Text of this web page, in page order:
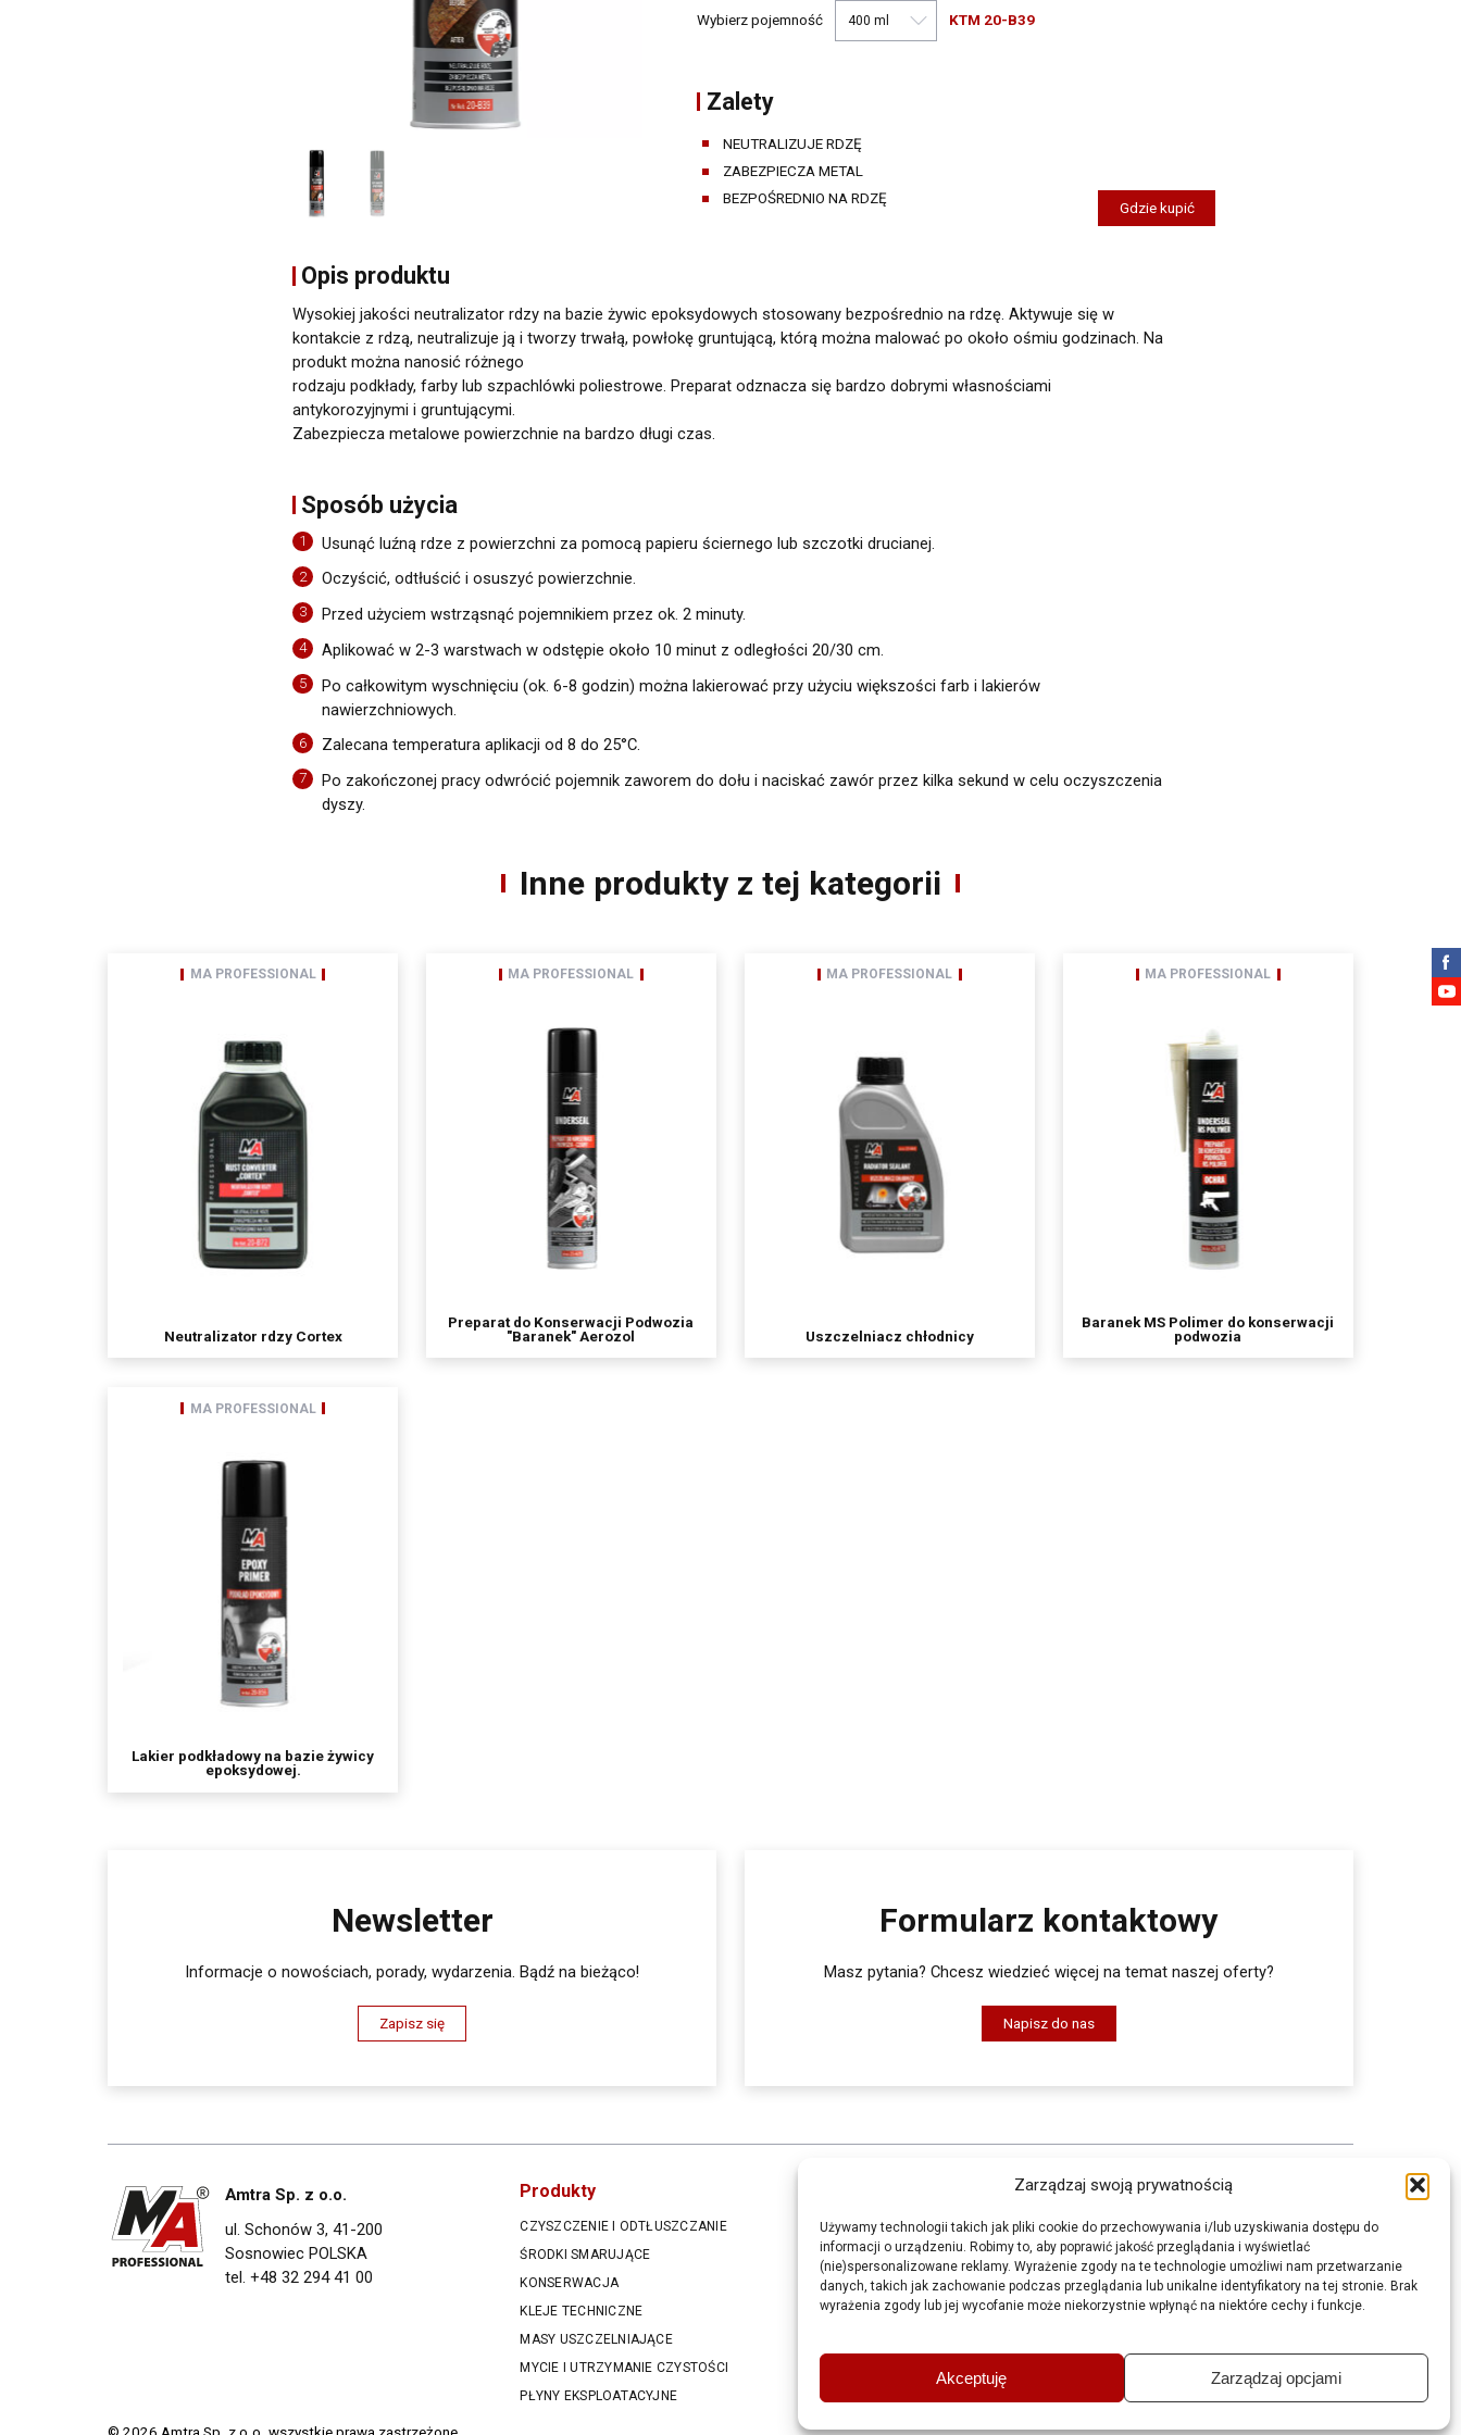
Zarządzaj swoją prywatnością
Używamy technologii takich jak pliki cookie do przechowywania i/lub uzyskiwania dostępu do
informacji o urządzeniu. Robimy to, aby poprawić jakość przeglądania i wyświetlać
(nie)spersonalizowane reklamy. Wyrażenie zgody na te technologie umożliwi nam przetwarzanie
danych, takich jak zachowanie podczas przeglądania lub unikalne identyfikatory na tej stronie. Brak
wyrażenia zgody lub jej wycofanie może niekorzystnie wpłynąć na niektóre cechy i funkcje.
Akceptuję Zarządzaj opcjami
Pozostałe środki warsztatowe
Wybierz pojemność KTM 20-B39
Zalety
NEUTRALIZUJE RDZĘ
ZABEZPIECZA METAL
BEZPOŚREDNIO NA RDZĘ
Gdzie kupić
Opis produktu
Wysokiej jakości neutralizator rdzy na bazie żywic epoksydowych stosowany bezpośrednio na rdzę. Aktywuje się w
kontakcie z rdzą, neutralizuje ją i tworzy trwałą, powłokę gruntującą, którą można malować po około ośmiu godzinach. Na
produkt można nanosić różnego
rodzaju podkłady, farby lub szpachlówki poliestrowe. Preparat odznacza się bardzo dobrymi własnościami
antykorozyjnymi i gruntującymi.
Zabezpiecza metalowe powierzchnie na bardzo długi czas.
Sposób użycia
1 Usunąć luźną rdze z powierzchni za pomocą papieru ściernego lub szczotki drucianej.
2 Oczyścić, odtłuścić i osuszyć powierzchnie.
3 Przed użyciem wstrząsnąć pojemnikiem przez ok. 2 minuty.
4 Aplikować w 2-3 warstwach w odstępie około 10 minut z odległości 20/30 cm.
5
Po całkowitym wyschnięciu (ok. 6-8 godzin) można lakierować przy użyciu większości farb i lakierów
nawierzchniowych.
6 Zalecana temperatura aplikacji od 8 do 25°C.
7
Po zakończonej pracy odwrócić pojemnik zaworem do dołu i naciskać zawór przez kilka sekund w celu oczyszczenia
dyszy.
Inne produkty z tej kategorii
MA PROFESSIONAL
Neutralizator rdzy Cortex
MA PROFESSIONAL
Preparat do Konserwacji Podwozia
"Baranek" Aerozol
MA PROFESSIONAL
Uszczelniacz chłodnicy
MA PROFESSIONAL
Baranek MS Polimer do konserwacji
podwozia
MA PROFESSIONAL
Lakier podkładowy na bazie żywicy
epoksydowej.
Newsletter
Informacje o nowościach, porady, wydarzenia. Bądź na bieżąco!
Zapisz się
Formularz kontaktowy
Masz pytania? Chcesz wiedzieć więcej na temat naszej oferty?
Napisz do nas
Amtra Sp. z o.o.
ul. Schonów 3, 41-200
Sosnowiec POLSKA
tel. +48 32 294 41 00
Produkty
CZYSZCZENIE I ODTŁUSZCZANIE
ŚRODKI SMARUJĄCE
KONSERWACJA
KLEJE TECHNICZNE
MASY USZCZELNIAJĄCE
MYCIE I UTRZYMANIE CZYSTOŚCI
PŁYNY EKSPLOATACYJNE
AKUMULATORY
METALOWE I PLASTIKOWE OPASKI
ZACISKOWE
PLASTIKOWE OPASKI KABLOWE CZARNE
AKCESORIA DO DETAILINGU
KARTY MSDS
GDZIE KUPIĆ
BAZA WIEDZY
KONTAKT
MEDIACH SPOŁECZNOŚCIOWYCH
Newsletter
Wyrażam zgodę na przetwarzanie moich danych osobowych zamieszczonych w powyższym formularzu przez AMTRA Sp. z o.o. z
z art. 13 ogólnego rozporządzenia o ochronie danych osobowych z dnia 27 kwietnia 2016 r. (Dz. Urz. UE L 119 z 04.05.2016)
Odbiorcami Pani/Pana danych osobowych będą:
podmioty, którym Spóła powierzyła przetwarzanie danych osobowych (Mailchimp)
Pani/Pana dane osobowe przechowywane będą do momentu odwołania zgody na korzystanie z usługi newsletter,
Posiada Pan/i prawo dostępu do treści swoich danych oraz prawo ich sprostowania, usunięcia, ograniczenia przetwarzania, prawo do
przenoszenia danych, prawo wniesienia sprzeciwu, prawo do cofnięcia zgody w dowolnym momencie bez wpływu na zgodność z prawem
przetwarzania, którego dokonano na podstawie zgody przed jej cofnięcie oraz posiada Pan/i prawo do przenoszenia danych,
ma Pani/Pan prawo wniesienia skargi do organu nadzorczego,
Pani/Pana dane będą nie przetwarzane w sposób zautomatyzowany w tym również w formie profilowania.
podanie danych osobowych jest dobrowolne ale niezbędne do korzystania z usługi newsletter.